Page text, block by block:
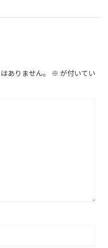
ありません。 ※ が付いてい